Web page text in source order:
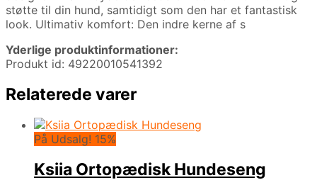
støtte til din hund, samtidigt som den har et fantastisk
look. Ultimativ komfort: Den indre kerne af s
Yderlige produktinformationer:
Produkt id: 49220010541392
Relaterede varer
På Udsalg! 15%
Ksiia Ortopædisk Hundeseng